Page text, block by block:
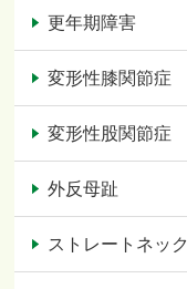
更年期障害
変形性膝関節症
変形性股関節症
外反母趾
ストレートネック